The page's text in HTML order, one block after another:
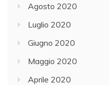
Agosto 2020
Luglio 2020
Giugno 2020
Maggio 2020
Aprile 2020